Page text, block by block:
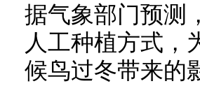
据气象部门预测
人工种植方式，
候鸟过冬带来的